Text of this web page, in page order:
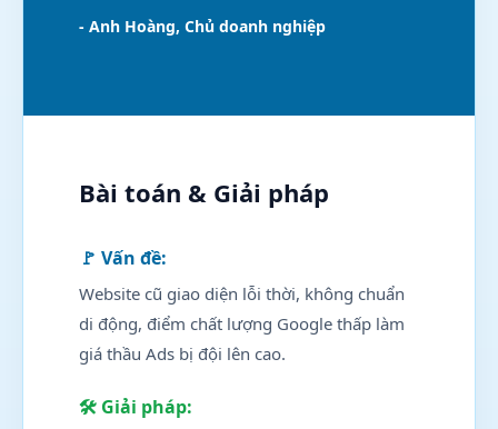
- Anh Hoàng, Chủ doanh nghiệp
Bài toán & Giải pháp
🚩 Vấn đề:
Website cũ giao diện lỗi thời, không chuẩn
di động, điểm chất lượng Google thấp làm
giá thầu Ads bị đội lên cao.
🛠 Giải pháp: